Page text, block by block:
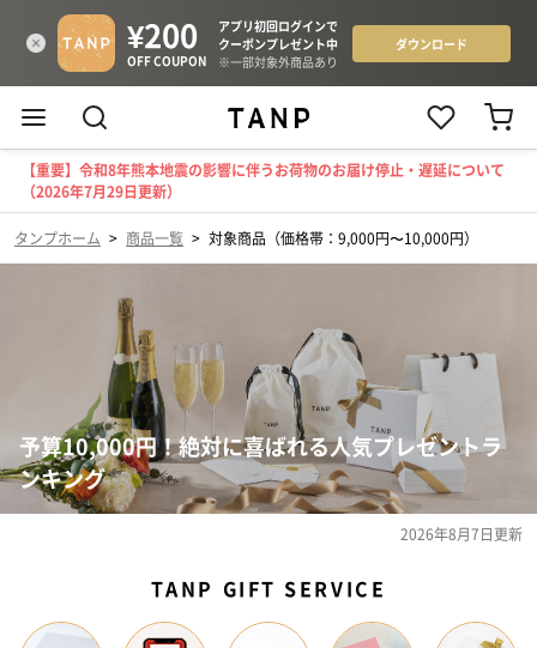
【重要】令和8年熊本地震の影響に伴うお荷物のお届け停止・遅延について
（2026年7月29日更新）
タンプホーム > 商品一覧 > 対象商品（価格帯：9,000円〜10,000円）
予算10,000円！絶対に喜ばれる人気プレゼントラ
ンキング
2026年8月7日更新
TANP GIFT SERVICE